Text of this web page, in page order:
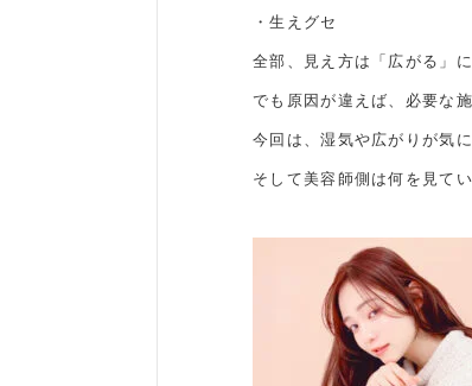
・生えグセ
全部、見え方は「広がる」に
でも原因が違えば、必要な
今回は、湿気や広がりが気
そして美容師側は何を見て